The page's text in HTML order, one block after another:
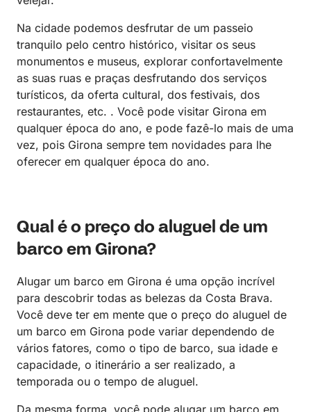
Na cidade podemos desfrutar de um passeio
tranquilo pelo centro histórico, visitar os seus
monumentos e museus, explorar confortavelmente
as suas ruas e praças desfrutando dos serviços
turísticos, da oferta cultural, dos festivais, dos
restaurantes, etc. . Você pode visitar Girona em
qualquer época do ano, e pode fazê-lo mais de uma
vez, pois Girona sempre tem novidades para lhe
oferecer em qualquer época do ano.
Qual ​​é o preço do aluguel de um
barco em Girona?
Alugar um barco em Girona é uma opção incrível
para descobrir todas as belezas da Costa Brava.
Você deve ter em mente que o preço do aluguel de
um barco em Girona pode variar dependendo de
vários fatores, como o tipo de barco, sua idade e
capacidade, o itinerário a ser realizado, a
temporada ou o tempo de aluguel.